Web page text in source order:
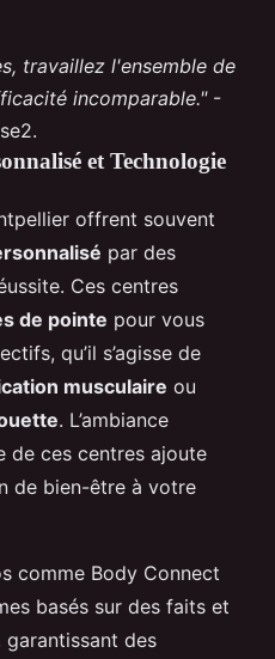
travaillez l'ensemble de
incomparable."-
et Technologie
offrent souvent
par des
Ces centres
de pointe pour vous
qu’il s’agisse de
musculaire ou
. L’ambiance
de ces centres ajoute
de bien-être à votre
comme Body Connect
basés sur des faits et
des